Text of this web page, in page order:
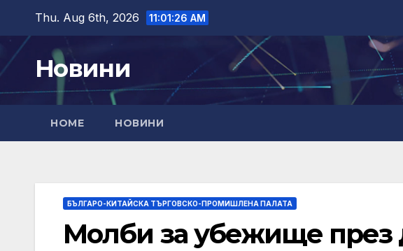
content
Thu. Aug 6th, 2026 11:01:28 AM
Новини
HOME НОВИНИ
БЪЛГАРО-КИТАЙСКА ТЪРГОВСКО-ПРОМИШЛЕНА ПАЛАТА
Молби за убежище през